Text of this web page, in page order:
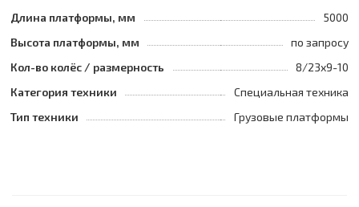
Длина платформы, мм
5000
Высота платформы, мм
по запросу
Кол-во колёс / размерность
8/23x9-10
Категория техники
Специальная техника
Тип техники
Грузовые платформы